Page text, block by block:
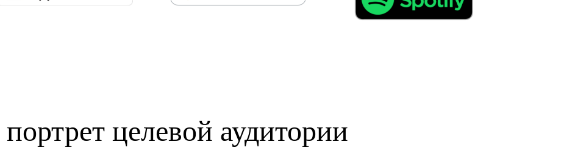
целевой аудитории